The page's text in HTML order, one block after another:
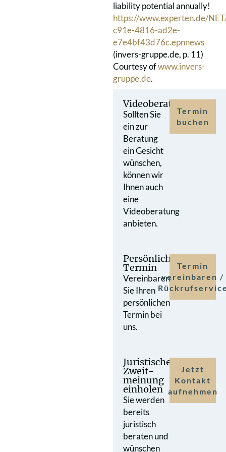
liability potential annually!
https://www.experten.de/
c91e-4816-ad2e-
e7e4bf43d76c.epnnews
(invers-gruppe.de, p. 11)
Courtesy ofwww.invers-
gruppe.de.
Videoberatung
Sollten Sie
ein zur
Beratung
ein Gesicht
wünschen,
können wir
Ihnen auch
eine
Videoberatung
anbieten.
Termin
buchen
Persönlicher
Termin
Vereinbaren
Sie Ihren
persönlichen
Termin bei
uns.
Termin
vereinbaren /
Juristische
Zweit­
meinung
einholen
Sie werden
bereits
juristisch
beraten und
wünschen
Jetzt
Kontakt
aufnehmen